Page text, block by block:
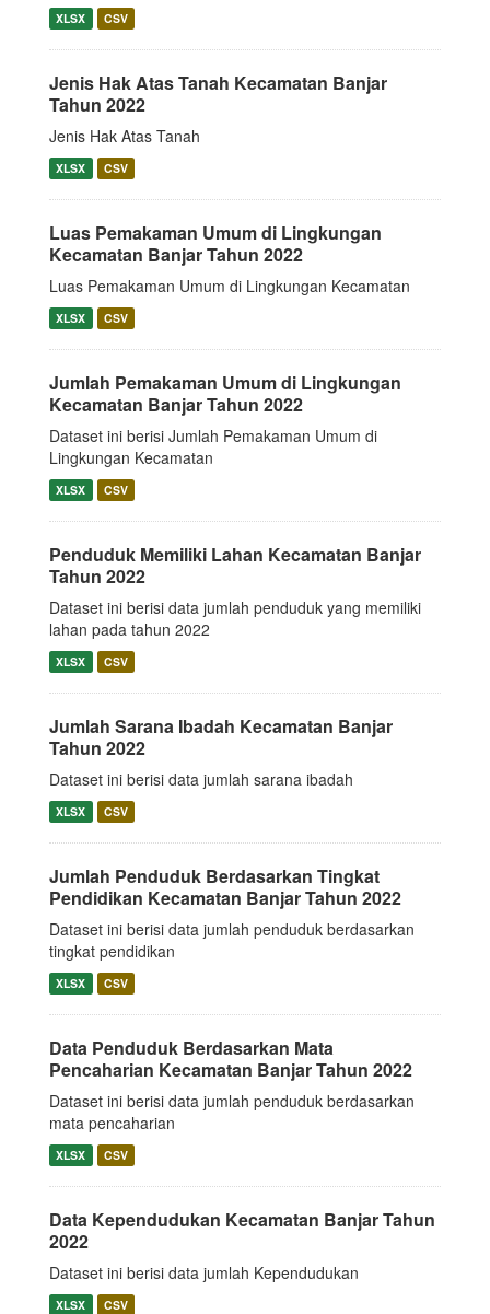
XLSX CSV
Jenis Hak Atas Tanah Kecamatan Banjar
Tahun 2022
Jenis Hak Atas Tanah
XLSX CSV
Luas Pemakaman Umum di Lingkungan
Kecamatan Banjar Tahun 2022
Luas Pemakaman Umum di Lingkungan Kecamatan
XLSX CSV
Jumlah Pemakaman Umum di Lingkungan
Kecamatan Banjar Tahun 2022
Dataset ini berisi Jumlah Pemakaman Umum di
Lingkungan Kecamatan
XLSX CSV
Penduduk Memiliki Lahan Kecamatan Banjar
Tahun 2022
Dataset ini berisi data jumlah penduduk yang memiliki
lahan pada tahun 2022
XLSX CSV
Jumlah Sarana Ibadah Kecamatan Banjar
Tahun 2022
Dataset ini berisi data jumlah sarana ibadah
XLSX CSV
Jumlah Penduduk Berdasarkan Tingkat
Pendidikan Kecamatan Banjar Tahun 2022
Dataset ini berisi data jumlah penduduk berdasarkan
tingkat pendidikan
XLSX CSV
Data Penduduk Berdasarkan Mata
Pencaharian Kecamatan Banjar Tahun 2022
Dataset ini berisi data jumlah penduduk berdasarkan
mata pencaharian
XLSX CSV
Data Kependudukan Kecamatan Banjar Tahun
2022
Dataset ini berisi data jumlah Kependudukan
XLSX CSV